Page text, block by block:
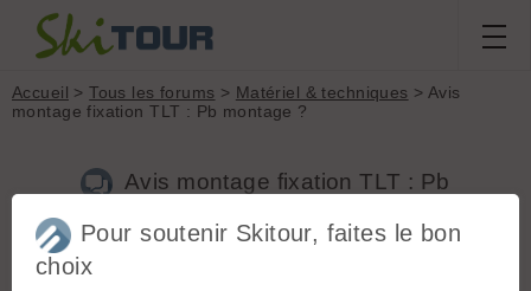
Accueil >Tous les forums > Matériel & techniques > Avis
montage fixation TLT : Pb montage ?
Avis montage fixation TLT : Pb
Pour soutenir Skitour, faites le bon
choix